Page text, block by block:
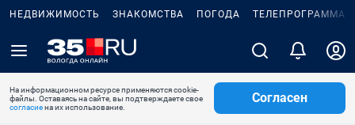
НЕДВИЖИМОСТЬ ЗНАКОМСТВА ПОГОДА ТЕЛЕПРОГРАММА
На информационном ресурсе применяются cookie-
файлы. Оставаясь на сайте, вы подтверждаете свое
согласиена их использование.
Согласен